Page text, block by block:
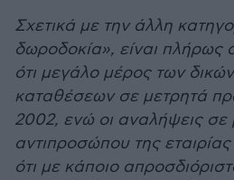
Σχετικά με την άλλη
δωροδοκία», είναι πλήρως
ότι μεγάλο μέρος των
καταθέσεων σε μετρητά
2002, ενώ οι αναλήψεις σε
αντιπροσώπου της
ότι με κάποιο